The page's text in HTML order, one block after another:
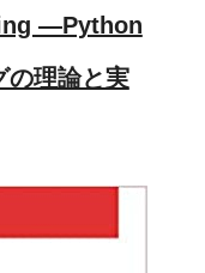
―Python
の理論と実